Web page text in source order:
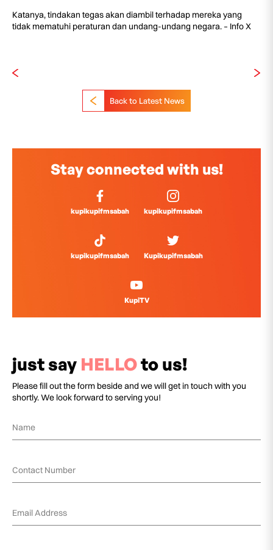
Katanya, tindakan tegas akan diambil terhadap mereka yang
tidak mematuhi peraturan dan undang-undang negara. – Info X
Back to Latest News
Stay connected with us!
kupikupifmsabah kupikupifmsabah
kupikupifmsabah Kupikupifmsabah
KupiTV
just say HELLOto us!
Please fill out the form beside and we will get in touch with you
shortly. We look forward to serving you!